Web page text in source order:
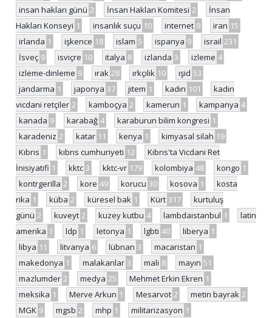
insan hakları günü 2 İnsan Hakları Komitesi 2
İnsan
Hakları Konseyi 1 insanlık suçu 10 internet 9 iran 15
irlanda 1 işkence 18 islam 5 ispanya 9 israil 231
İsveç 9 isviçre 10 italya 8 izlanda 3 izleme 4
izleme-dinleme 9 ırak 28 ırkçılık 10 ışid 53
jandarma 1 japonya 37 jitem 1 kadın 101
kadın
vicdani retçiler 2 kamboçya 2 kamerun 1 kampanya 4
kanada 9 karabağ 4 karaburun bilim kongresi 1
karadeniz 2 katar 11 kenya 1 kimyasal silah 19
Kıbrıs 1 kıbrıs cumhuriyeti 12
Kıbrıs'ta Vicdani Ret
İnisiyatifi 1 kktc 3 kktc-vr 179 kolombiya 48 kongo 1
kontrgerilla 2 kore 49 korucu 30 kosova 1
kosta
rika 1 küba 2 küresel bak 1 Kürt 317
kurtuluş
günü 2 kuveyt 2 kuzey kutbu 4 lambdaistanbul 1
latin
amerika 1 ldp 1 letonya 1 lgbti 40 liberya 1
libya 11 litvanya 6 lübnan 3 macaristan 1
makedonya 1 malakanlar 3 mali 8 mayın 51
mazlumder 2 medya 25 Mehmet Erkin Ekren 1
meksika 1 Merve Arkun 1 Mesarvot 2 metin bayrak 2
MGK 9 mgsb 2 mhp 1 militarizasyon 1